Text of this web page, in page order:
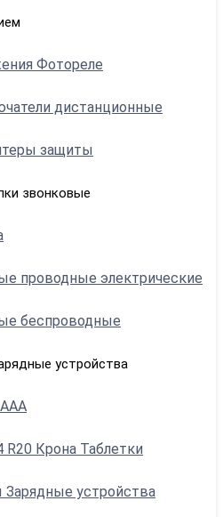
Фотореле
дистанционные
защиты
звонковые
проводные электрические
беспроводные
устройства
R20 Крона Таблетки
устройства